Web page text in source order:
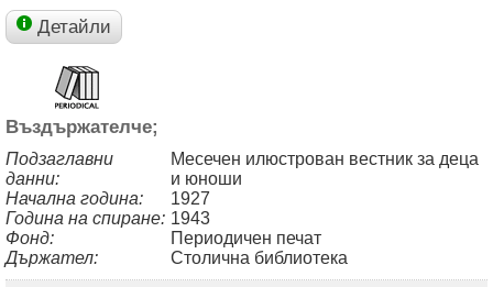
Детайли
Въздържателче;
Подзаглавни
данни:
Месечен илюстрован вестник за деца
и юноши
Начална година:
1927
Година на спиране: 1943
Фонд:
Периодичен печат
Държател:
Столична библиотека